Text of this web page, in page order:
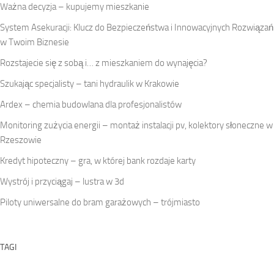
Ważna decyzja – kupujemy mieszkanie
System Asekuracji: Klucz do Bezpieczeństwa i Innowacyjnych Rozwiązań
w Twoim Biznesie
Rozstajecie się z sobą i… z mieszkaniem do wynajęcia?
Szukając specjalisty – tani hydraulik w Krakowie
Ardex – chemia budowlana dla profesjonalistów
Monitoring zużycia energii – montaż instalacji pv, kolektory słoneczne w
Rzeszowie
Kredyt hipoteczny – gra, w której bank rozdaje karty
Wystrój i przyciągaj – lustra w 3d
Piloty uniwersalne do bram garażowych – trójmiasto
TAGI